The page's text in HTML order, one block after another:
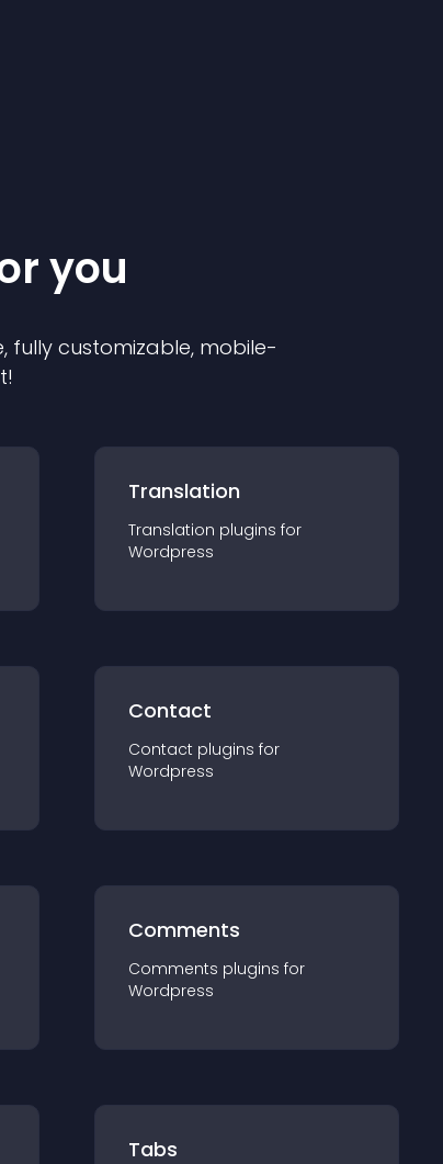
you
fully customizable, mobile-
Translation
Translation plugins for
Wordpress
Contact
Contact plugins for
Wordpress
Comments
Comments plugins for
Wordpress
Tabs